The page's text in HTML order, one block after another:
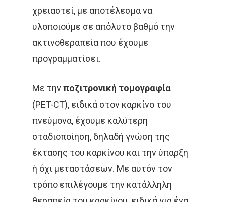
χρειαστεί, με αποτέλεσμα να
υλοποιούμε σε απόλυτο βαθμό την
ακτινοθεραπεία που έχουμε
προγραμματίσει.
Με τηνποζιτρονική τομογραφία
(PET-CT), ειδικά στον καρκίνο του
πνεύμονα, έχουμε καλύτερη
σταδιοποίηση, δηλαδή γνώση της
έκτασης του καρκίνου και την ύπαρξη
ή όχι μεταστάσεων. Με αυτόν τον
τρόπο επιλέγουμε την κατάλληλη